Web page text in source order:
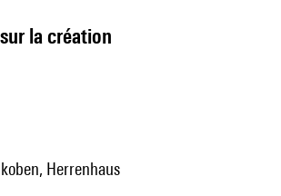
la création
Herrenhaus